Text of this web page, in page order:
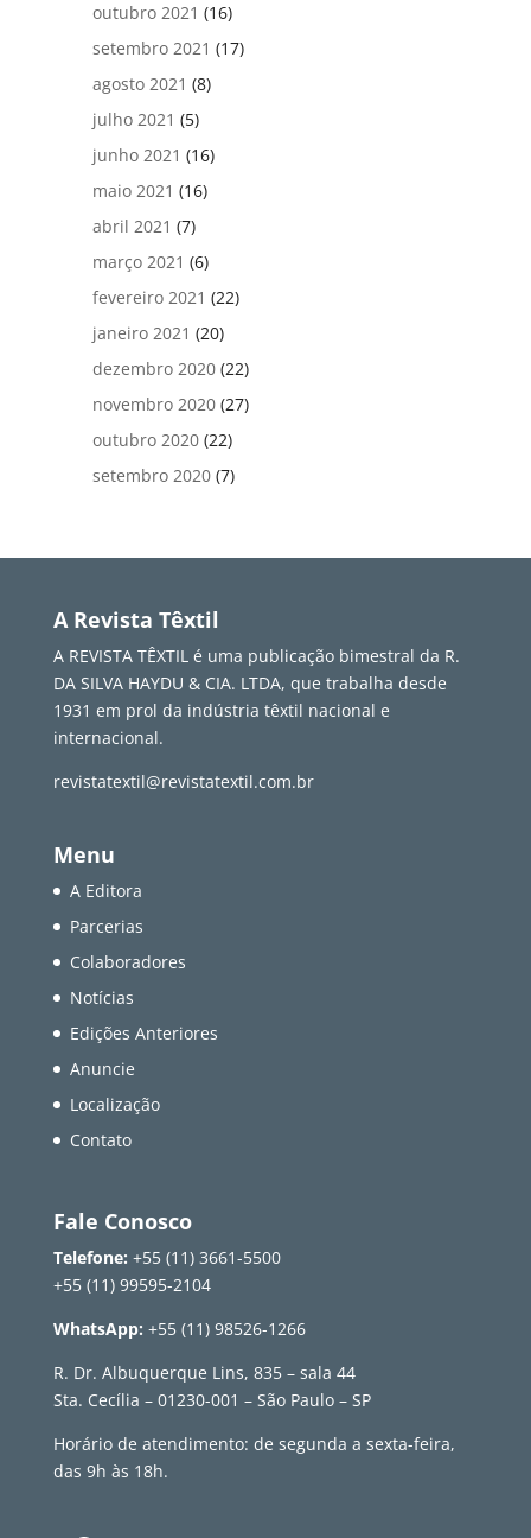
outubro 2021 (16)
setembro 2021 (17)
agosto 2021 (8)
julho 2021 (5)
junho 2021 (16)
maio 2021 (16)
abril 2021 (7)
março 2021 (6)
fevereiro 2021 (22)
janeiro 2021 (20)
dezembro 2020 (22)
novembro 2020 (27)
outubro 2020 (22)
setembro 2020 (7)
A Revista Têxtil
A REVISTA TÊXTIL é uma publicação bimestral da R.
DA SILVA HAYDU & CIA. LTDA, que trabalha desde
1931 em prol da indústria têxtil nacional e
internacional.
revistatextil@revistatextil.com.br
Menu
A Editora
Parcerias
Colaboradores
Notícias
Edições Anteriores
Anuncie
Localização
Contato
Fale Conosco
Telefone: +55 (11) 3661-5500
+55 (11) 99595-2104
WhatsApp: +55 (11) 98526-1266
R. Dr. Albuquerque Lins, 835 – sala 44
Sta. Cecília – 01230-001 – São Paulo – SP
Horário de atendimento: de segunda a sexta-feira,
das 9h às 18h.